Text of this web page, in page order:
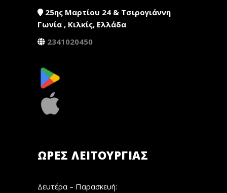
25ης Μαρτίου 24 & Τσιρογιάννη
Γωνία , Κιλκίς, Ελλάδα
2341020450
ΏΡΕΣ ΛΕΙΤΟΥΡΓΊΑΣ
Δευτέρα – Παρασκευή: